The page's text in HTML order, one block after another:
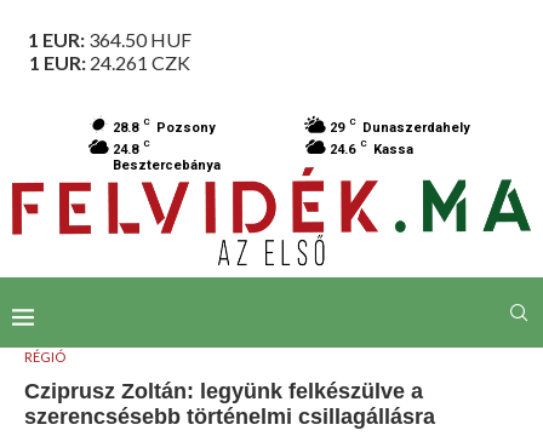
1 EUR: 364.50HUF
1 EUR: 24.261 CZK
28.8 C Pozsony 29 C
Dunaszerdahely
24.8 C
Besztercebánya
24.6 C Kassa
RÉGIÓ
Cziprusz Zoltán: legyünk felkészülve a
szerencsésebb történelmi csillagállásra